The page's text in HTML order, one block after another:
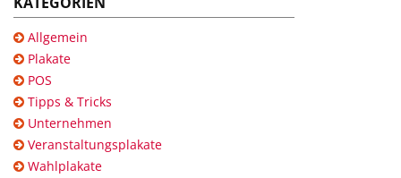
Allgemein
Plakate
POS
Tipps & Tricks
Unternehmen
Veranstaltungsplakate
Wahlplakate